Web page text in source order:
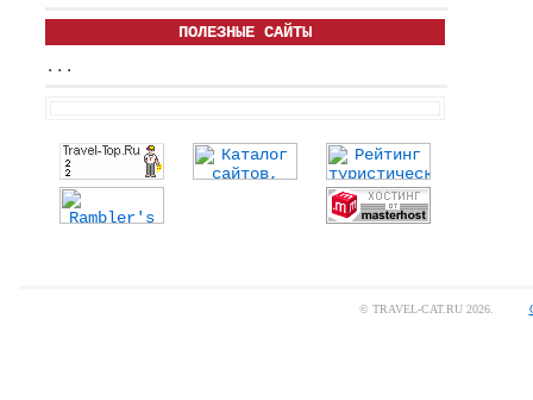
ПОЛЕЗНЫЕ САЙТЫ
...
© TRAVEL-CAT.RU 2026.